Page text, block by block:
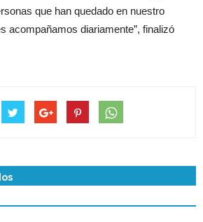
que han quedado en nuestro
acompañamos diariamente”, finalizó